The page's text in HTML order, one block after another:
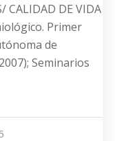
CALIDAD DE VIDA
Primer
de
Seminarios